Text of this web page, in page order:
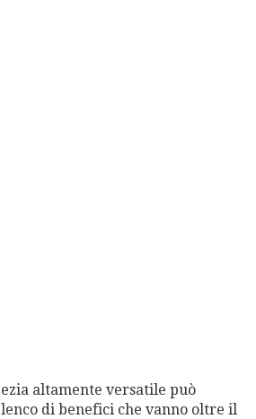
altamente versatile può
di benefici che vanno oltre il